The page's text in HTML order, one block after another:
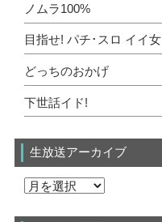
ノムラ100%
目指せ! パチ･スロ イイ女
どっちのおかげ
下世話イド!
生放送アーカイブ